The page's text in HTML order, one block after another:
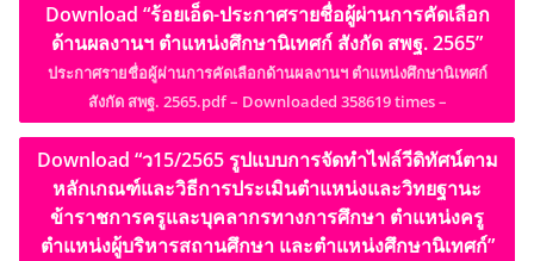
Download “ร้อยเอ็ด-ประกาศรายชื่อผู้ผ่านการคัดเลือก
ด้านผลงานฯ ตำแหน่งศึกษานิเทศก์ สังกัด สพฐ. 2565”
ประกาศรายชื่อผู้ผ่านการคัดเลือกด้านผลงานฯ ตำแหน่งศึกษานิเทศก์
สังกัด สพฐ. 2565.pdf – Downloaded 358619 times –
Download “ว15/2565 รูปแบบการจัดทำไฟล์วีดิทัศน์ตาม
หลักเกณฑ์และวิธีการประเมินตำแหน่งและวิทยฐานะ
ข้าราชการครูและบุคลากรทางการศึกษา ตำแหน่งครู
ตำแหน่งผู้บริหารสถานศึกษา และตำแหน่งศึกษานิเทศก์”